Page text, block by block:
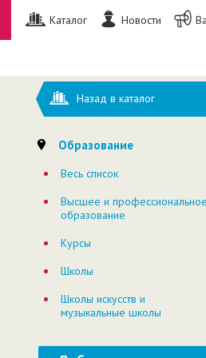
Каталог Новости
Назад в каталог
Образование
Весь список
Высшее и профессиональное
образование
Курсы
Школы
Школы искусств и
музыкальные школы